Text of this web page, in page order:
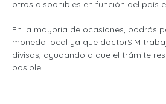
otros disponibles en función del país
En la mayoría de ocasiones, podrás
moneda local ya que doctorSIM
divisas, ayudando a que el trámite
posible.